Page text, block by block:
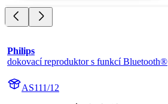
Philips
dokovací reproduktor s funkcí Bluetooth®
AS111/12